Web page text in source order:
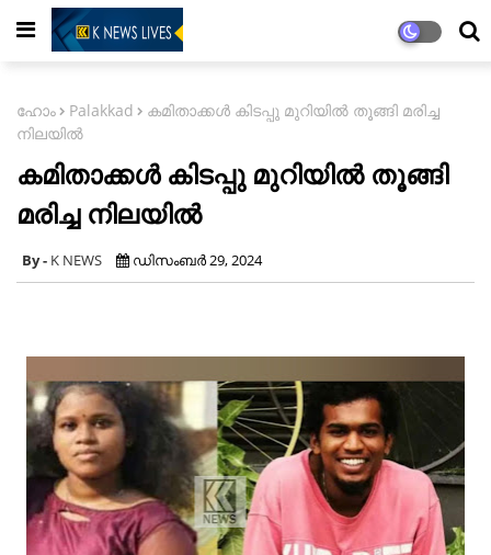
ഹോം Palakkad
കമിതാക്കൾ കിടപ്പു മുറിയിൽ തൂങ്ങി മരിച്ച
നിലയിൽ
കമിതാക്കൾ കിടപ്പു മുറിയിൽ തൂങ്ങി
മരിച്ച നിലയിൽ
K NEWS ഡിസംബർ 29, 2024